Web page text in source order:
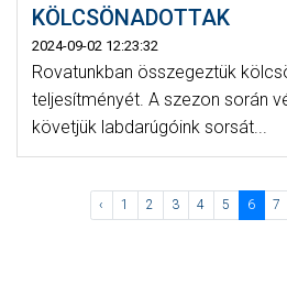
KÖLCSÖNADOTTAK
2024-09-02 12:23:32
Rovatunkban összegeztük
teljesítményét. A szezon során
követjük labdarúgóink sorsát...
‹ 1 2 3 4 5 6 7